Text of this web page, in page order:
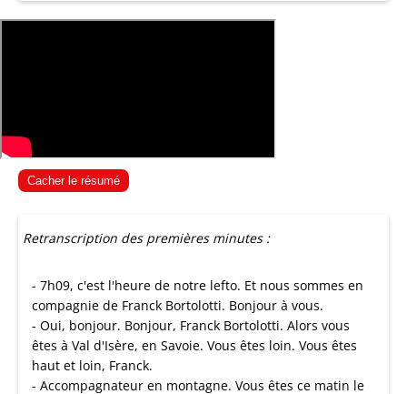
Cacher le résumé
Retranscription des premières minutes :
- 7h09, c'est l'heure de notre lefto. Et nous sommes en
compagnie de Franck Bortolotti. Bonjour à vous.
- Oui, bonjour. Bonjour, Franck Bortolotti. Alors vous
êtes à Val d'Isère, en Savoie. Vous êtes loin. Vous êtes
haut et loin, Franck.
- Accompagnateur en montagne. Vous êtes ce matin le